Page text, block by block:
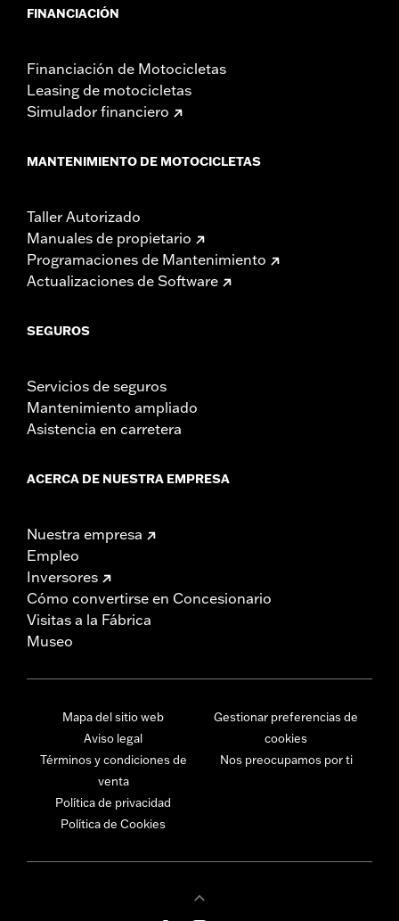
FINANCIACIÓN
Financiación de Motocicletas
Leasing de motocicletas
Simulador financiero
MANTENIMIENTO DE MOTOCICLETAS
Taller Autorizado
Manuales de propietario
Programaciones de Mantenimiento
Actualizaciones de Software
SEGUROS
Servicios de seguros
Mantenimiento ampliado
Asistencia en carretera
ACERCA DE NUESTRA EMPRESA
Nuestra empresa
Empleo
Inversores
Cómo convertirse en Concesionario
Visitas a la Fábrica
Museo
Mapa del sitio web
Aviso legal
Términos y condiciones de
venta
Política de privacidad
Política de Cookies
Gestionar preferencias de
cookies
Nos preocupamos por ti